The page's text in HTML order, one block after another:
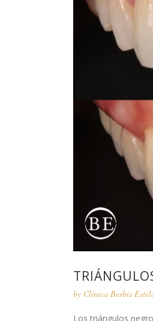
by Clínica Berbís
Los triángulos